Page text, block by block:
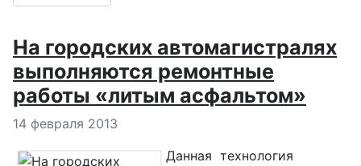
На городских автомагистралях
выполняются ремонтные
работы «литым асфальтом»
Информация о материале
14 февраля 2013
Данная технология